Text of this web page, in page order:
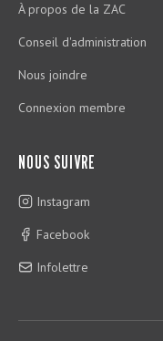
À propos de la ZAC
Conseil d'administration
Nous joindre
Connexion membre
NOUS SUIVRE
Instagram
Facebook
Infolettre